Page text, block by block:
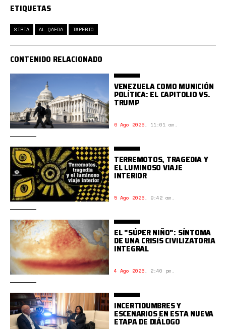
ETIQUETAS
SIRIA AL QAEDA IMPERIO
CONTENIDO RELACIONADO
VENEZUELA COMO MUNICIÓN
POLÍTICA: EL CAPITOLIO VS.
TRUMP
6 Ago 2026, 11:01 am.
TERREMOTOS, TRAGEDIA Y
EL LUMINOSO VIAJE
INTERIOR
5 Ago 2026, 9:42 am.
EL "SÚPER NIÑO": SÍNTOMA
DE UNA CRISIS CIVILIZATORIA
INTEGRAL
4 Ago 2026, 2:40 pm.
INCERTIDUMBRES Y
ESCENARIOS EN ESTA NUEVA
ETAPA DE DIÁLOGO